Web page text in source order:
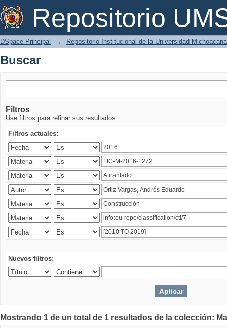
Repositorio
Buscar
DSpace Principal → Repositorio Institucional de la Universidad
Buscar
Filtros
Use filtros para refinar sus resultados.
Filtros actuales:
Nuevos filtros:
Mostrando 1 de un total de 1 resultados de la colección: